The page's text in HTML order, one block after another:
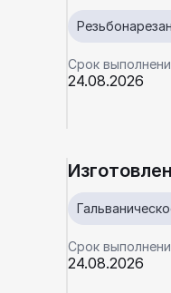
Срок
24.08.2026
Срок
24.08.2026